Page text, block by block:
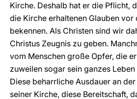
Kirche. Deshalb hat er die Pflicht,
die Kirche erhaltenen Glauben vor
bekennen. Als Christen sind wir
Christus Zeugnis zu geben.
vom Menschen große Opfer, die
zuweilen sogar sein ganzes
Diese beharrliche Ausdauer an
seiner Kirche, diese Bereitschaft,